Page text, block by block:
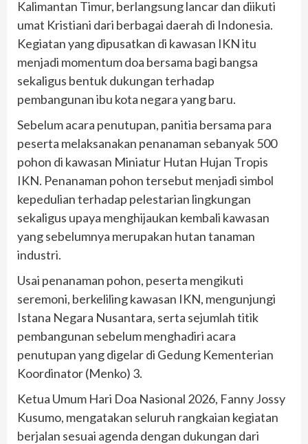
Kalimantan Timur, berlangsung lancar dan diikuti
umat Kristiani dari berbagai daerah di Indonesia.
Kegiatan yang dipusatkan di kawasan IKN itu
menjadi momentum doa bersama bagi bangsa
sekaligus bentuk dukungan terhadap
pembangunan ibu kota negara yang baru.
Sebelum acara penutupan, panitia bersama para
peserta melaksanakan penanaman sebanyak 500
pohon di kawasan Miniatur Hutan Hujan Tropis
IKN. Penanaman pohon tersebut menjadi simbol
kepedulian terhadap pelestarian lingkungan
sekaligus upaya menghijaukan kembali kawasan
yang sebelumnya merupakan hutan tanaman
industri.
Usai penanaman pohon, peserta mengikuti
seremoni, berkeliling kawasan IKN, mengunjungi
Istana Negara Nusantara, serta sejumlah titik
pembangunan sebelum menghadiri acara
penutupan yang digelar di Gedung Kementerian
Koordinator (Menko) 3.
Ketua Umum Hari Doa Nasional 2026, Fanny Jossy
Kusumo, mengatakan seluruh rangkaian kegiatan
berjalan sesuai agenda dengan dukungan dari